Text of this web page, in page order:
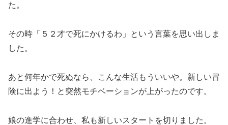
た。
その時「５２才で死にかけるわ」という言葉を思い出しま
した。
あと何年かで死ぬなら、こんな生活もういいや。新しい冒
険に出よう！と突然モチベーションが上がったのです。
娘の進学に合わせ、私も新しいスタートを切りました。